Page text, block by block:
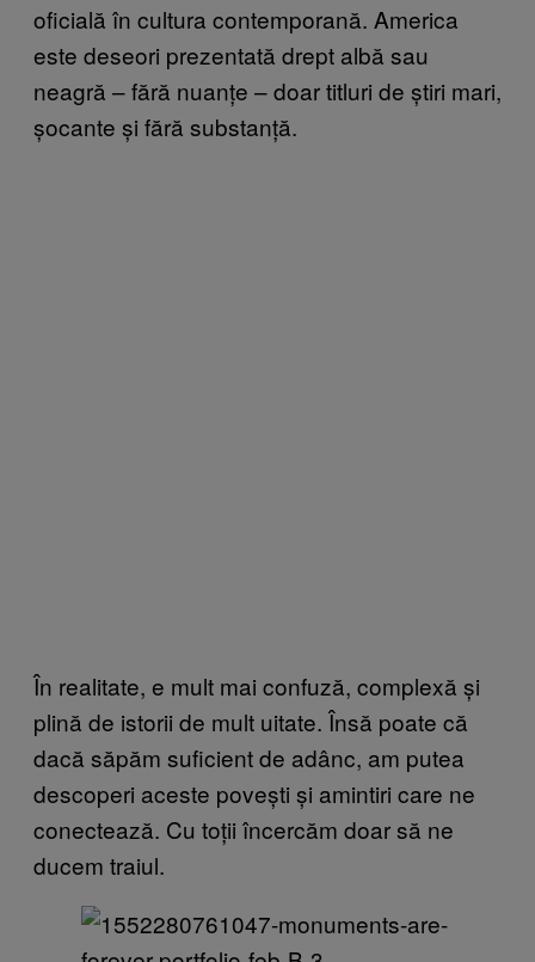
oficială în cultura contemporană. America
este deseori prezentată drept albă sau
neagră – fără nuanțe – doar titluri de știri mari,
șocante și fără substanță.
În realitate, e mult mai confuză, complexă și
plină de istorii de mult uitate. Însă poate că
dacă săpăm suficient de adânc, am putea
descoperi aceste povești și amintiri care ne
conectează. Cu toții încercăm doar să ne
ducem traiul.